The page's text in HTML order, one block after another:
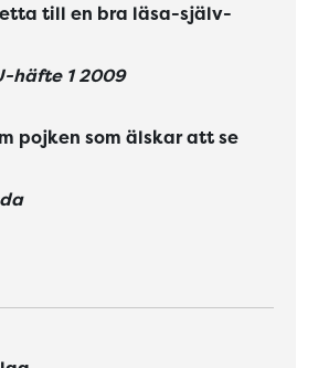
till en bra läsa-själv-
häfte 1 2009
pojken som älskar att se